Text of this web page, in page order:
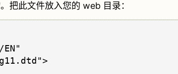
把此文件放入您的 web 目录：
EN"